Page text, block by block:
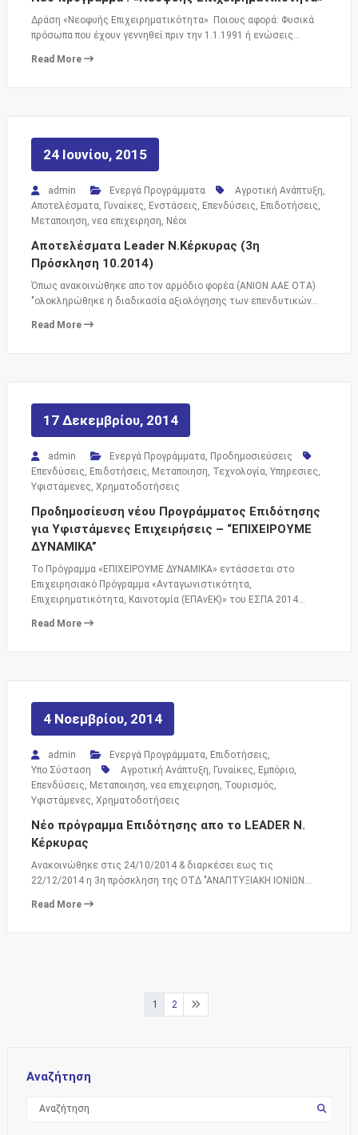
Δράση «Νεοφυής Επιχειρηματικότητα» Ποιους αφορά: Φυσικά
πρόσωπα που έχουν γεννηθεί πριν την 1.1.1991 ή ενώσεις…
Read More
24 Ιουνίου, 2015
admin Ενεργά Προγράμματα Αγροτική Ανάπτυξη
Αποτελέσματα Γυναίκες Ενστάσεις Επενδύσεις Επιδοτήσεις
Μεταποιηση νεα επιχειρηση Νέοι
Αποτελέσματα Leader N.Κέρκυρας (3η
Πρόσκληση 10.2014)
Όπως ανακοινώθηκε απο τον αρμόδιο φορέα (ΑΝΙΟΝ ΑAΕ ΟΤΑ)
"ολοκληρώθηκε η διαδικασία αξιολόγησης των επενδυτικών…
Read More
17 Δεκεμβρίου, 2014
admin Ενεργά Προγράμματα Προδημοσιεύσεις
Επενδύσεις Επιδοτήσεις Μεταποιηση Τεχνολογία Υπηρεσιες
Υφιστάμενες Χρηματοδοτήσεις
Προδημοσίευση νέου Προγράμματος Επιδότησης
για Υφιστάμενες Επιχειρήσεις – “ΕΠΙΧΕΙΡΟΥΜΕ
ΔΥΝΑΜΙΚΑ”
Το Πρόγραμμα «ΕΠΙΧΕΙΡΟΥΜΕ ∆ΥΝΑΜΙΚΑ» εντάσσεται στο
Επιχειρησιακό Πρόγραμμα «Ανταγωνιστικότητα,
Επιχειρηματικότητα, Καινοτομία (ΕΠΑνΕΚ)» του ΕΣΠΑ 2014…
Read More
4 Νοεμβρίου, 2014
admin Ενεργά Προγράμματα Επιδοτήσεις
Υπο Σύσταση
Αγροτική Ανάπτυξη Γυναίκες Εμπόριο
Επενδύσεις Μεταποιηση νεα επιχειρηση Τουρισμός
Υφιστάμενες Χρηματοδοτήσεις
Νέο πρόγραμμα Επιδότησης απο το LEADER Ν.
Κέρκυρας
Ανακοινώθηκε στις 24/10/2014 & διαρκέσει εως τις
22/12/2014 η 3η πρόσκληση της ΟΤΔ "ΑΝΑΠΤΥΞΙΑΚΗ ΙΟΝΙΩΝ…
Read More
1 2
Αναζήτηση